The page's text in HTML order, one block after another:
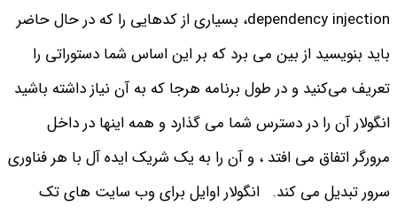
dependency injection، بسیاری از کدهایی را که در حال حاضر
باید بنویسید از بین می برد که بر این اساس شما دستوراتی را
تعریف می‌کنید و در طول برنامه هرجا که به آن نیاز داشته باشید
انگولار آن را در دسترس شما می گذارد و همه اینها در داخل
مرورگر اتفاق می افتد ، و آن را به یک شریک ایده آل با هر فناوری
سرور تبدیل می کند. انگولار اوایل برای وب سایت های تک